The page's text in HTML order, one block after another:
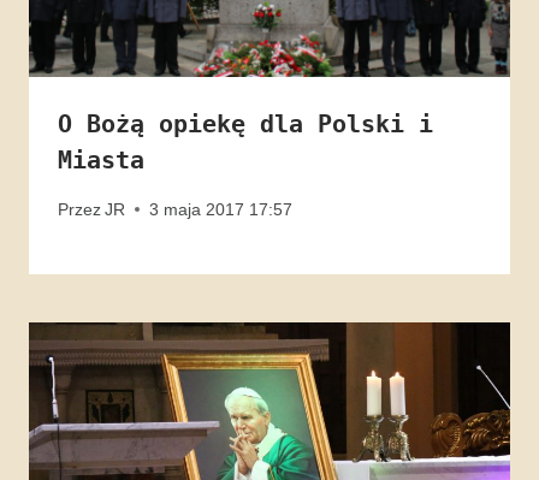
O Bożą opiekę dla Polski i
Miasta
PrzezJR 3 maja 2017 17:57